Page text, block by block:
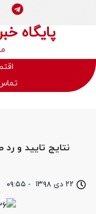
پایگاه
۲۲ دی ۱۳۹۸ - ۰۹:۵۵
نتایج تایید و